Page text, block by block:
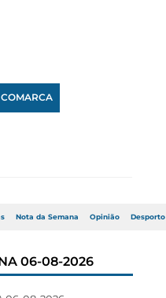
Nota da Semana Opinião Desporto
06-08-2026